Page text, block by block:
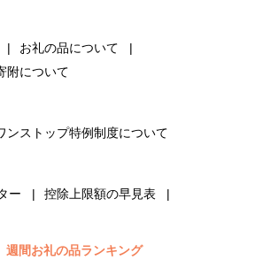
お礼の品について
附について
ンストップ特例制度について
ー
控除上限額の早見表
週間お礼の品ランキング